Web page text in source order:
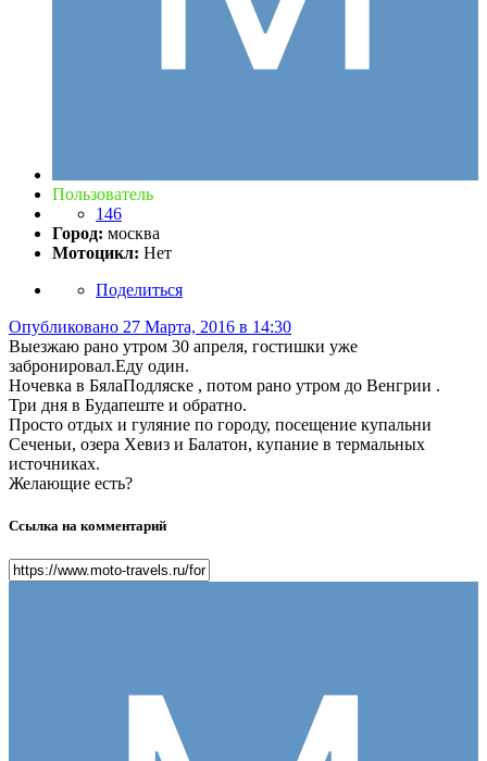
Пользователь
146
Город: москва
Мотоцикл: Нет
Поделиться
Опубликовано 27 Марта, 2016 в 14:30
Выезжаю рано утром 30 апреля, гостишки уже
забронировал.Еду один.
Ночевка в БялаПодляске , потом рано утром до Венгрии .
Три дня в Будапеште и обратно.
Просто отдых и гуляние по городу, посещение купальни
Сеченьи, озера Хевиз и Балатон, купание в термальных
источниках.
Желающие есть?
Ссылка на комментарий